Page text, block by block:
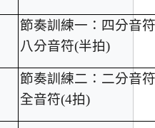
節奏訓練一：四分音符
八分音符(半拍)
節奏訓練二：二分音符
全音符(4拍)